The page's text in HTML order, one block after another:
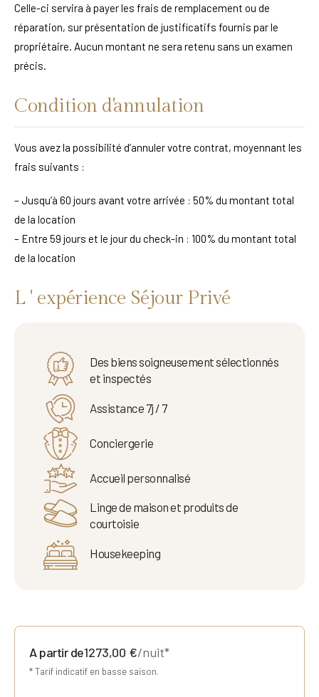
Celle-ci servira à payer les frais de remplacement ou de
réparation, sur présentation de justificatifs fournis par le
propriétaire. Aucun montant ne sera retenu sans un examen
précis.
Condition d'annulation
Vous avez la possibilité d’annuler votre contrat, moyennant les
frais suivants :
– Jusqu’à 60 jours avant votre arrivée : 50% du montant total
de la location
– Entre 59 jours et le jour du check-in : 100% du montant total
de la location
L ' expérience Séjour Privé
Des biens soigneusement sélectionnés
et inspectés
Assistance 7j / 7
Conciergerie
Accueil personnalisé
Linge de maison et produits de
courtoisie
Housekeeping
A partir de1273,00 €/nuit*
* Tarif indicatif en basse saison.